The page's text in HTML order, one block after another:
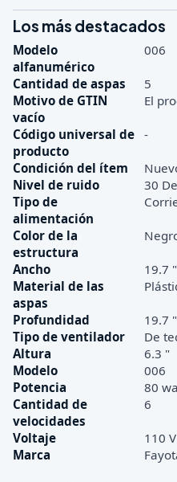
Los más destacados
Modelo
alfanumérico
006
Cantidad de aspas
5
Motivo de GTIN
vacío
El
Código universal de
producto
-
Condición del ítem
Nivel de ruido
30
Tipo de
alimentación
Color de la
estructura
Ancho
19.7 "
Material de las
aspas
Profundidad
19.7 "
Tipo de ventilador
De
Altura
6.3 "
Modelo
006
Potencia
80
Cantidad de
velocidades
6
Voltaje
110 V
Marca